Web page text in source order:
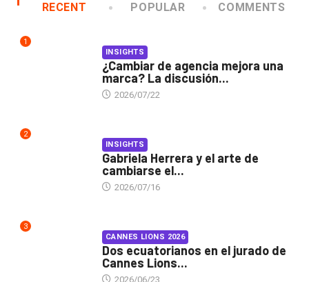
RECENT POPULAR COMMENTS
1
INSIGHTS
¿Cambiar de agencia mejora una
marca? La discusión...
2026/07/22
2
INSIGHTS
Gabriela Herrera y el arte de
cambiarse el...
2026/07/16
3
CANNES LIONS 2026
Dos ecuatorianos en el jurado de
Cannes Lions...
2026/06/23